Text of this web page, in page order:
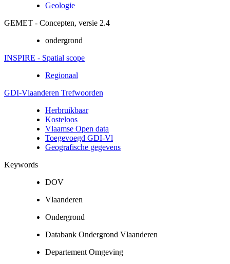
Geologie
GEMET - Concepten, versie 2.4
ondergrond
INSPIRE - Spatial scope
Regionaal
GDI-Vlaanderen Trefwoorden
Herbruikbaar
Kosteloos
Vlaamse Open data
Toegevoegd GDI-Vl
Geografische gegevens
Keywords
DOV
Vlaanderen
Ondergrond
Databank Ondergrond Vlaanderen
Departement Omgeving